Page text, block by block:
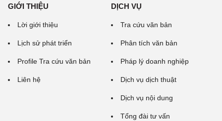
GIỚI THIỆU
Lời giới thiệu
Lịch sử phát triển
Profile Tra cứu văn bản
Liên hệ
DỊCH VỤ
Tra cứu văn bản
Phân tích văn bản
Pháp lý doanh nghiệp
Dịch vụ dịch thuật
Dịch vụ nội dung
Tổng đài tư vấn